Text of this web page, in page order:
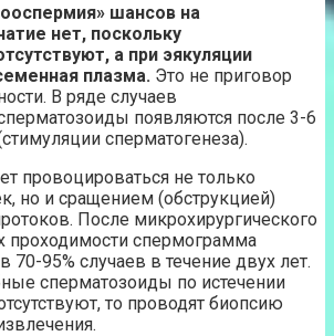
шансов на
нет, поскольку
а при эякуляции
плазма. Это не приговор
В ряде случаев
появляются после 3-6
сперматогенеза).
провоцироваться не только
но и сращением (обструкцией)
После микрохирургического
проходимости спермограмма
70-95% случаев в течение двух лет.
сперматозоиды по истечении
то проводят биопсию